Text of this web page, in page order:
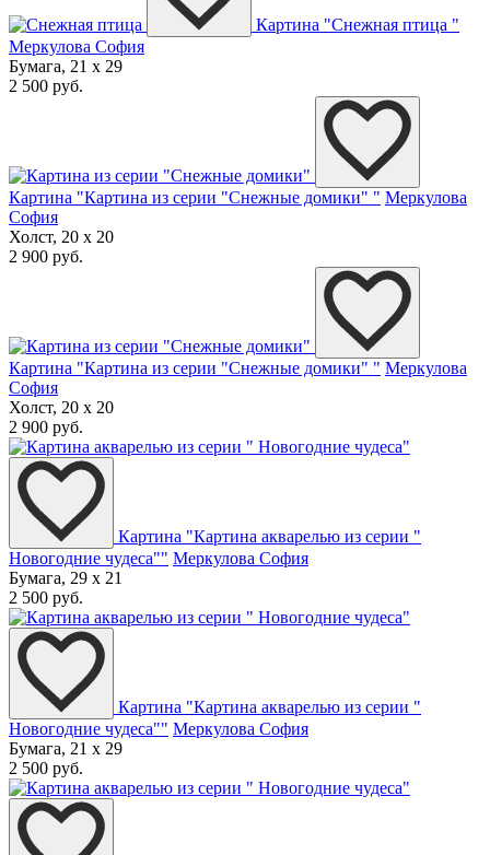
Картина "Снежная птица "
Меркулова София
Бумага, 21 x 29
2 500 руб.
Картина "Картина из серии "Снежные домики" " Меркулова
София
Холст, 20 x 20
2 900 руб.
Картина "Картина из серии "Снежные домики" " Меркулова
София
Холст, 20 x 20
2 900 руб.
Картина "Картина акварелью из серии "
Новогодние чудеса"" Меркулова София
Бумага, 29 x 21
2 500 руб.
Картина "Картина акварелью из серии "
Новогодние чудеса"" Меркулова София
Бумага, 21 x 29
2 500 руб.